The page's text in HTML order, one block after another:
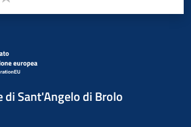
5 stelle su 5
4 stelle su 5
su 5
su 5
5
di Sant'Angelo di Brolo